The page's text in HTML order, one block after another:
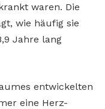
waren. Die
wie häufig sie
Jahre lang
entwickelten
eine Herz-